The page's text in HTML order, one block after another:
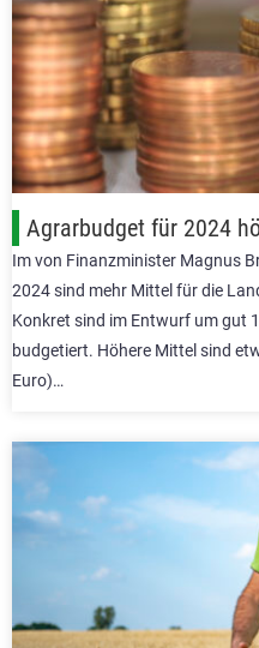
Agrarbudget für 2024
Im von Finanzminister Magnus
2024 sind mehr Mittel für die
Konkret sind im Entwurf um gut
budgetiert. Höhere Mittel sind
Euro)…